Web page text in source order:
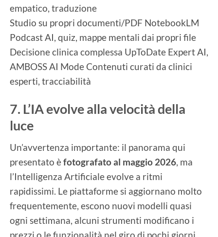
empatico, traduzione
Studio su propri documenti/PDF NotebookLM
Podcast AI, quiz, mappe mentali dai propri file
Decisione clinica complessa UpToDate Expert AI,
AMBOSS AI Mode Contenuti curati da clinici
esperti, tracciabilità
7. L’IA evolve alla velocità della
luce
Un’avvertenza importante: il panorama qui
presentato èfotografato al maggio 2026, ma
l’Intelligenza Artificiale evolve a ritmi
rapidissimi. Le piattaforme si aggiornano molto
frequentemente, escono nuovi modelli quasi
ogni settimana, alcuni strumenti modificano i